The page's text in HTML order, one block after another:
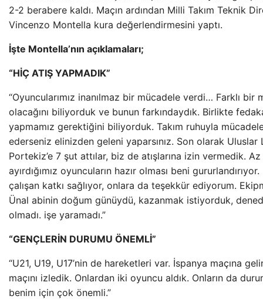
2-2 berabere kaldı. Maçın ardından Milli Takım Teknik
Vincenzo Montella kura değerlendirmesini yaptı.
İşte Montella’nın açıklamaları;
“HİÇ ATIŞ YAPMADIK”
“Oyuncularımız inanılmaz bir mücadele verdi… Farklı bir
olacağını biliyorduk ve bunun farkındaydık. Birlikte
yapmamız gerektiğini biliyorduk. Takım ruhuyla
ederseniz elinizden geleni yaparsınız. Son olarak Uluslar
Portekiz’e 7 şut attılar, biz de atışlarına izin vermedik.
ayırdığımız oyuncuların hazır olması beni
çalışan katkı sağlıyor, onlara da teşekkür ediyorum.
Ünal abinin doğum günüydü, kazanmak istiyorduk,
olmadı. işe yaramadı.”
“GENÇLERİN DURUMU ÖNEMLİ”
“U21, U19, U17’nin de hareketleri var. İspanya maçına
maçını izledik. Onlardan iki oyuncu aldık. Onların da
benim için çok önemli.”